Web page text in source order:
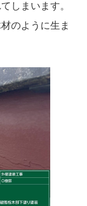
しまいます。
のように生ま